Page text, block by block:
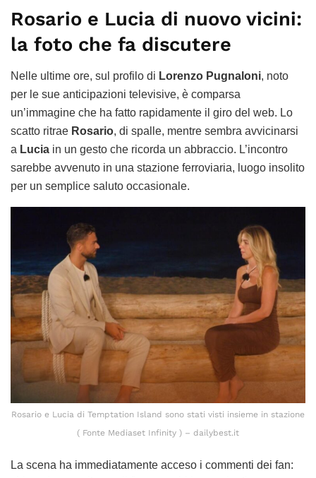
Rosario e Lucia di nuovo vicini:
la foto che fa discutere
Nelle ultime ore, sul profilo di Lorenzo Pugnaloni, noto
per le sue anticipazioni televisive, è comparsa
un’immagine che ha fatto rapidamente il giro del web. Lo
scatto ritrae Rosario, di spalle, mentre sembra avvicinarsi
a Lucia in un gesto che ricorda un abbraccio. L’incontro
sarebbe avvenuto in una stazione ferroviaria, luogo insolito
per un semplice saluto occasionale.
Rosario e Lucia di Temptation Island sono stati visti insieme in stazione
( Fonte Mediaset Infinity ) – dailybest.it
La scena ha immediatamente acceso i commenti dei fan: